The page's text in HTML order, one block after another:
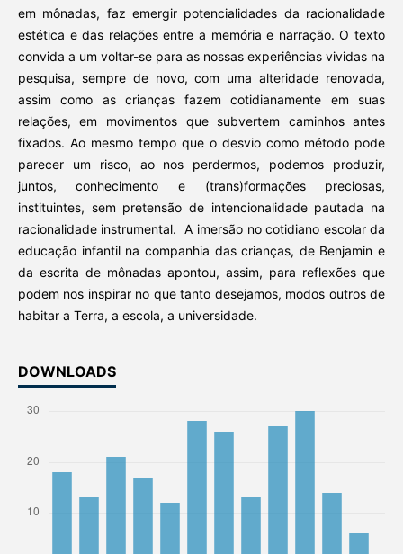
em mônadas, faz emergir potencialidades da racionalidade
estética e das relações entre a memória e narração. O texto
convida a um voltar-se para as nossas experiências vividas na
pesquisa, sempre de novo, com uma alteridade renovada,
assim como as crianças fazem cotidianamente em suas
relações, em movimentos que subvertem caminhos antes
fixados. Ao mesmo tempo que o desvio como método pode
parecer um risco, ao nos perdermos, podemos produzir,
juntos, conhecimento e (trans)formações preciosas,
instituintes, sem pretensão de intencionalidade pautada na
racionalidade instrumental. A imersão no cotidiano escolar da
educação infantil na companhia das crianças, de Benjamin e
da escrita de mônadas apontou, assim, para reflexões que
podem nos inspirar no que tanto desejamos, modos outros de
habitar a Terra, a escola, a universidade.
DOWNLOADS